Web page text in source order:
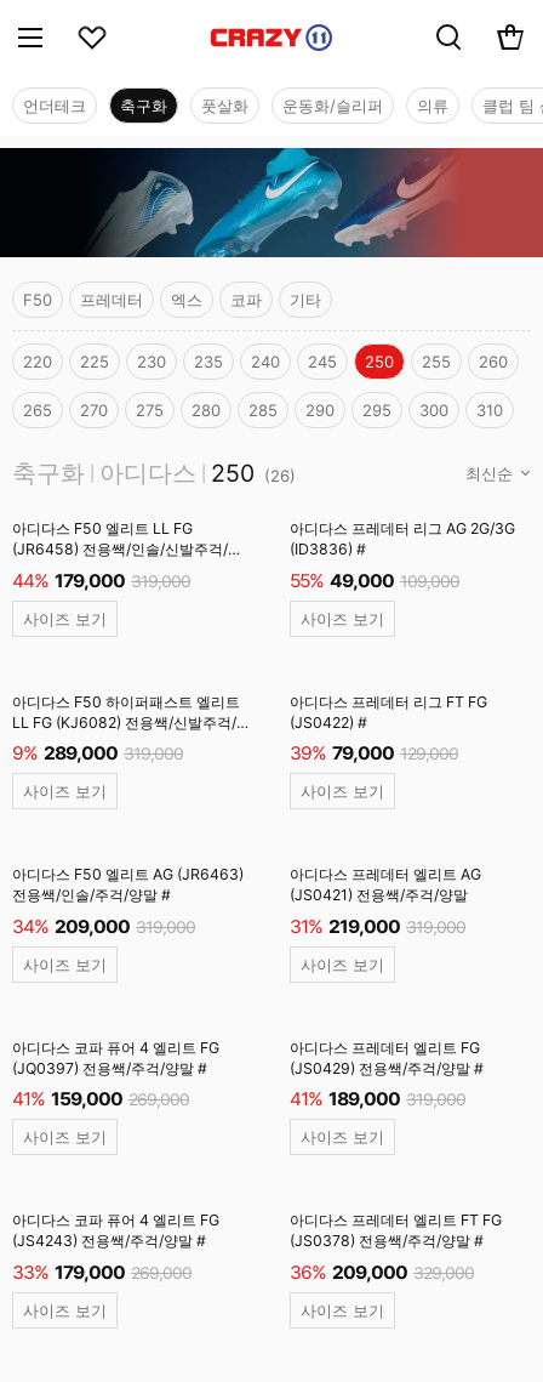
언더테크 축구화 풋살화 운동화/슬리퍼 의류 클럽 팀
F50 프레데터 엑스 코파 기타
220 225 230 235 240 245 250 255 260
265 270 275 280 285 290 295 300 310
축구화 아디다스 250 (26)
아디다스 F50 엘리트 LL FG
(JR6458) 전용쌕/인솔/신발주걱/
양말 #
44% 179,000 319,000
사이즈 보기
아디다스 프레데터 리그 AG 2G/3G
(ID3836) #
55% 49,000 109,000
사이즈 보기
아디다스 F50 하이퍼패스트 엘리트
LL FG (KJ6082) 전용쌕/신발주걱/
양말 #
9% 289,000 319,000
사이즈 보기
아디다스 프레데터 리그 FT FG
(JS0422) #
39% 79,000 129,000
사이즈 보기
아디다스 F50 엘리트 AG (JR6463)
전용쌕/인솔/주걱/양말 #
34% 209,000 319,000
사이즈 보기
아디다스 프레데터 엘리트 AG
(JS0421) 전용쌕/주걱/양말
31% 219,000 319,000
사이즈 보기
아디다스 코파 퓨어 4 엘리트 FG
(JQ0397) 전용쌕/주걱/양말 #
41% 159,000 269,000
사이즈 보기
아디다스 프레데터 엘리트 FG
(JS0429) 전용쌕/주걱/양말 #
41% 189,000 319,000
사이즈 보기
아디다스 코파 퓨어 4 엘리트 FG
(JS4243) 전용쌕/주걱/양말 #
33% 179,000 269,000
사이즈 보기
아디다스 프레데터 엘리트 FT FG
(JS0378) 전용쌕/주걱/양말 #
36% 209,000 329,000
사이즈 보기